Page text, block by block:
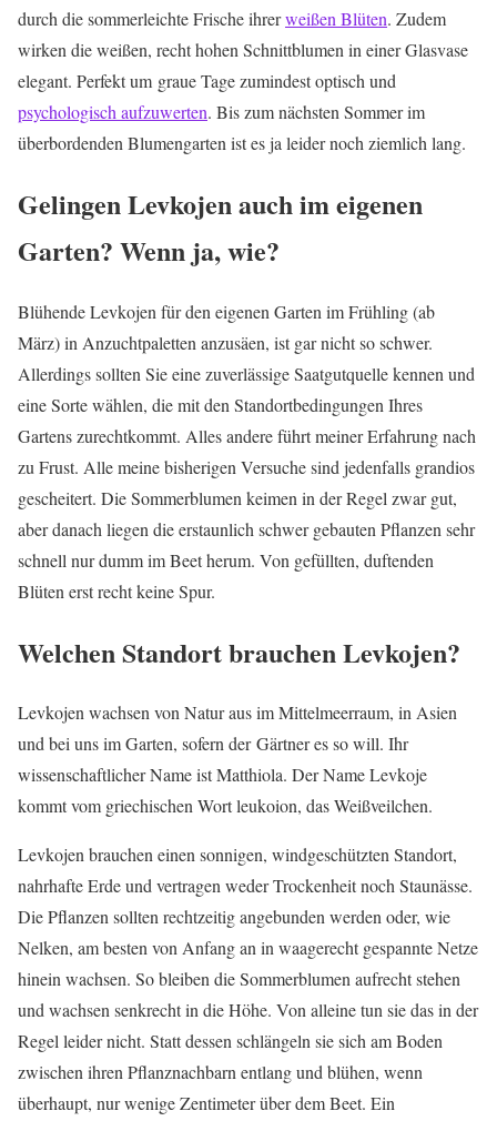
durch die sommerleichte Frische ihrerweißen Blüten. Zudem
wirken die weißen, recht hohen Schnittblumen in einer Glasvase
elegant. Perfekt um graue Tage zumindest optisch und
psychologisch aufzuwerten. Bis zum nächsten Sommer im
überbordenden Blumengarten ist es ja leider noch ziemlich lang.
Gelingen Levkojen auch im eigenen
Garten? Wenn ja, wie?
Blühende Levkojen für den eigenen Garten im Frühling (ab
März) in Anzuchtpaletten anzusäen, ist gar nicht so schwer.
Allerdings sollten Sie eine zuverlässige Saatgutquelle kennen und
eine Sorte wählen, die mit den Standortbedingungen Ihres
Gartens zurechtkommt. Alles andere führt meiner Erfahrung nach
zu Frust. Alle meine bisherigen Versuche sind jedenfalls grandios
gescheitert. Die Sommerblumen keimen in der Regel zwar gut,
aber danach liegen die erstaunlich schwer gebauten Pflanzen sehr
schnell nur dumm im Beet herum. Von gefüllten, duftenden
Blüten erst recht keine Spur.
Welchen Standort brauchen Levkojen?
Levkojen wachsen von Natur aus im Mittelmeerraum, in Asien
und bei uns im Garten, sofern der Gärtner es so will. Ihr
wissenschaftlicher Name ist Matthiola. Der Name Levkoje
kommt vom griechischen Wort leukoion, das Weißveilchen.
Levkojen brauchen einen sonnigen, windgeschützten Standort,
nahrhafte Erde und vertragen weder Trockenheit noch Staunässe.
Die Pflanzen sollten rechtzeitig angebunden werden oder, wie
Nelken, am besten von Anfang an in waagerecht gespannte Netze
hinein wachsen. So bleiben die Sommerblumen aufrecht stehen
und wachsen senkrecht in die Höhe. Von alleine tun sie das in der
Regel leider nicht. Statt dessen schlängeln sie sich am Boden
zwischen ihren Pflanznachbarn entlang und blühen, wenn
überhaupt, nur wenige Zentimeter über dem Beet. Ein